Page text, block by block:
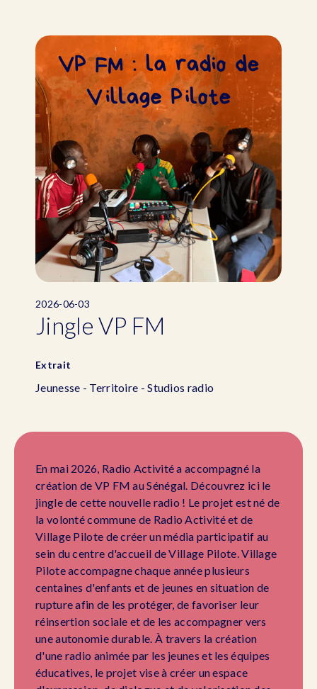
2026-06-03
Jingle VP FM
Extrait
Jeunesse - Territoire - Studios radio
En mai 2026, Radio Activité a accompagné la
création de VP FM au Sénégal. Découvrez ici le
jingle de cette nouvelle radio ! Le projet est né de
la volonté commune de Radio Activité et de
Village Pilote de créer un média participatif au
sein du centre d'accueil de Village Pilote. Village
Pilote accompagne chaque année plusieurs
centaines d'enfants et de jeunes en situation de
rupture afin de les protéger, de favoriser leur
réinsertion sociale et de les accompagner vers
une autonomie durable. À travers la création
d'une radio animée par les jeunes et les équipes
éducatives, le projet vise à créer un espace